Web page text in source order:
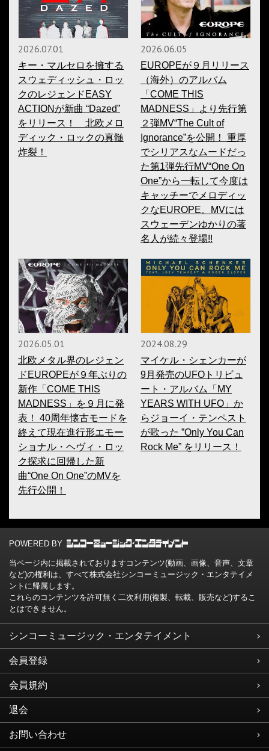
2026.07.01
キー・マルセロを擁する
スウェディッシュ・ロッ
クのレジェンドEASY
ACTIONが新曲 “Dazed”
をリリース！ 北欧メロ
ディック・ロックの真髄
炸裂！
2026.06.05
EUROPEが９月リリース
（海外）のアルバム
「COME THIS
MADNESS」より先行第
２弾MV“The Cult of
Ignorance”を公開！ 重厚
でシリアスなムードだっ
た第1弾先行MV“One On
One”から一転して今度は
キャッチーでメロディッ
クなEUROPE。MVには
スウェーデンゆかりの著
名人が続々登場!!
2026.05.01
北欧メタル界のレジェン
ドEUROPEが９年ぶりの
新作「COME THIS
MADNESS」を９月に発
表！ 40周年懐古モードを
終えて現在進行形エモー
ショナル・ヘヴィ・ロッ
ク探求に回帰した新
曲“One On One”のMVを
先行公開！
2024.08.29
マイケル・シェンカーが
9月発売のUFOトリビュ
ート・アルバム「MY
YEARS WITH UFO」か
らジョーイ・テンペスト
が歌った ”Only You Can
Rock Me” をリリース！
POWERED BY
当ページ内に掲載されておりますコンテンツ(動画、画像、音声、文章
など)の権利は、すべて株式会社シンコーミュージック・エンタテイメ
ントに帰属します。
これらのコンテンツを許可無く二次利用(複製、転載、販売など)するこ
とはできません。
シンコーミュージック・エンタテイメント
会員登録
会員規約
退会
お問い合わせ